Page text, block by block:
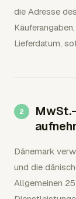
die Adresse
Lieferdatum,
Dänemark
und die
Allgemeinen